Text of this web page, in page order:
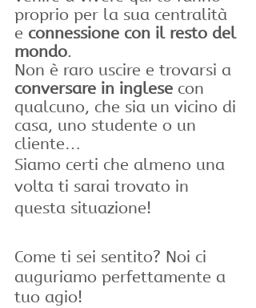
proprio per la sua centralità
e connessione con il resto del
mondo.
Non è raro uscire e trovarsi a
conversare in inglese con
qualcuno, che sia un vicino di
casa, uno studente o un
cliente…
Siamo certi che almeno una
volta ti sarai trovato in
questa situazione!
Come ti sei sentito? Noi ci
auguriamo perfettamente a
tuo agio!